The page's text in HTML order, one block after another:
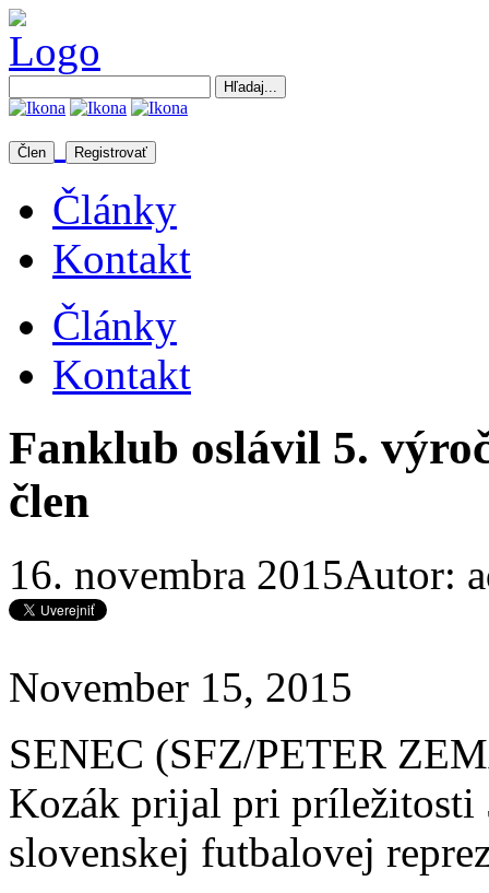
Člen Registrovať
Články
Kontakt
Články
Kontakt
Fanklub oslávil 5.
člen
16. novembra 2015Autor:
November 15, 2015
SENEC (SFZ/PETER
Kozák prijal pri príležitosti
slovenskej futbalovej